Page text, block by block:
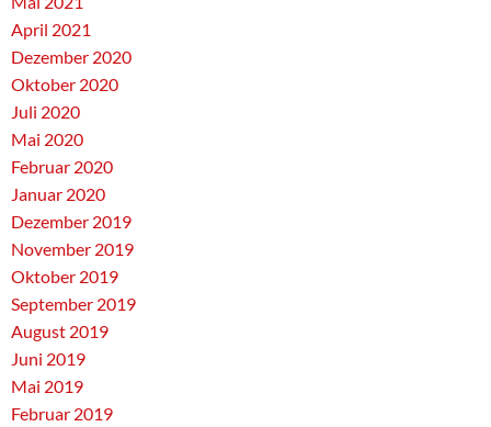
April 2021
Dezember 2020
Oktober 2020
Juli 2020
Mai 2020
Februar 2020
Januar 2020
Dezember 2019
November 2019
Oktober 2019
September 2019
August 2019
Juni 2019
Mai 2019
Februar 2019